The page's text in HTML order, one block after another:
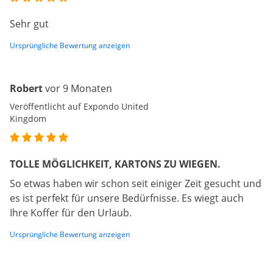
Sehr gut
Ursprüngliche Bewertung anzeigen
Robertvor 9 Monaten
Veröffentlicht auf Expondo United
Kingdom
TOLLE MÖGLICHKEIT, KARTONS ZU WIEGEN.
So etwas haben wir schon seit einiger Zeit gesucht und
es ist perfekt für unsere Bedürfnisse. Es wiegt auch
Ihre Koffer für den Urlaub.
Ursprüngliche Bewertung anzeigen